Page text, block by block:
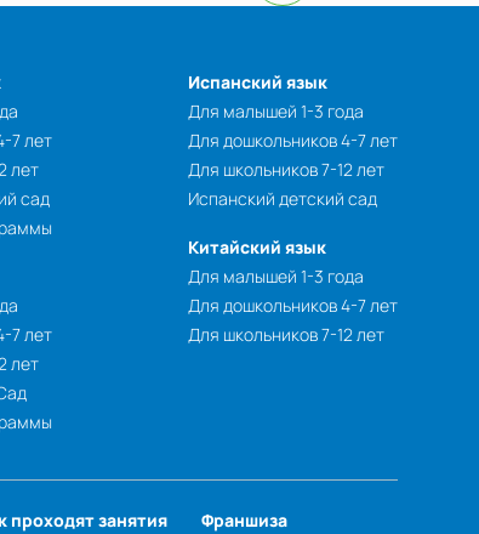
7 лет
лет
сад
7 лет
лет
Испанский язык
Для малышей 1-3 года
Для дошкольников 4-7 лет
Для школьников 7-12 лет
Испанский детский сад
Китайский язык
Для малышей 1-3 года
Для дошкольников 4-7 лет
Для школьников 7-12 лет
проходят занятия Франшиза